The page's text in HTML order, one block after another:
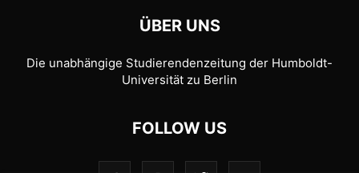
ÜBER UNS
Die unabhängige Studierendenzeitung der Humboldt-
Universität zu Berlin
FOLLOW US